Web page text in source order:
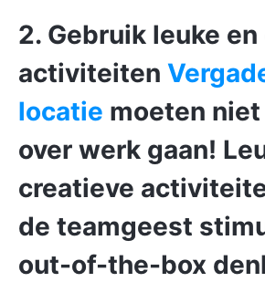
2. Gebruik leuke
activiteiten
locatie moeten
over werk gaan!
creatieve
de teamgeest
out-of-the-box